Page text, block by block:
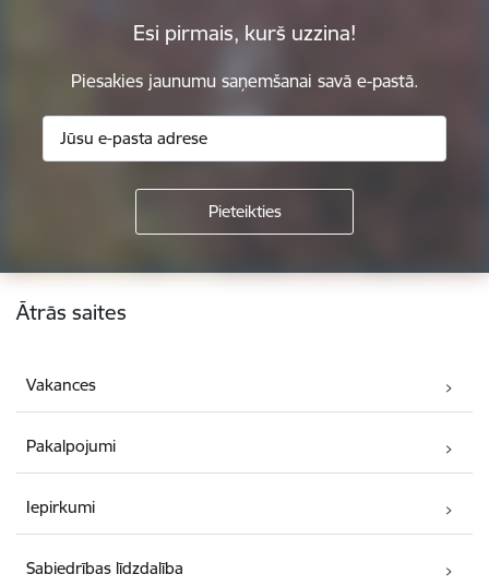
Esi pirmais, kurš uzzina!
Piesakies jaunumu saņemšanai savā e-pastā.
Kājene
Ātrās saites
Vakances
Pakalpojumi
Iepirkumi
Sabiedrības līdzdalība